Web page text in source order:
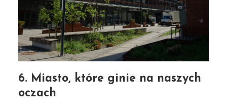
6. Miasto, które ginie na naszych
oczach